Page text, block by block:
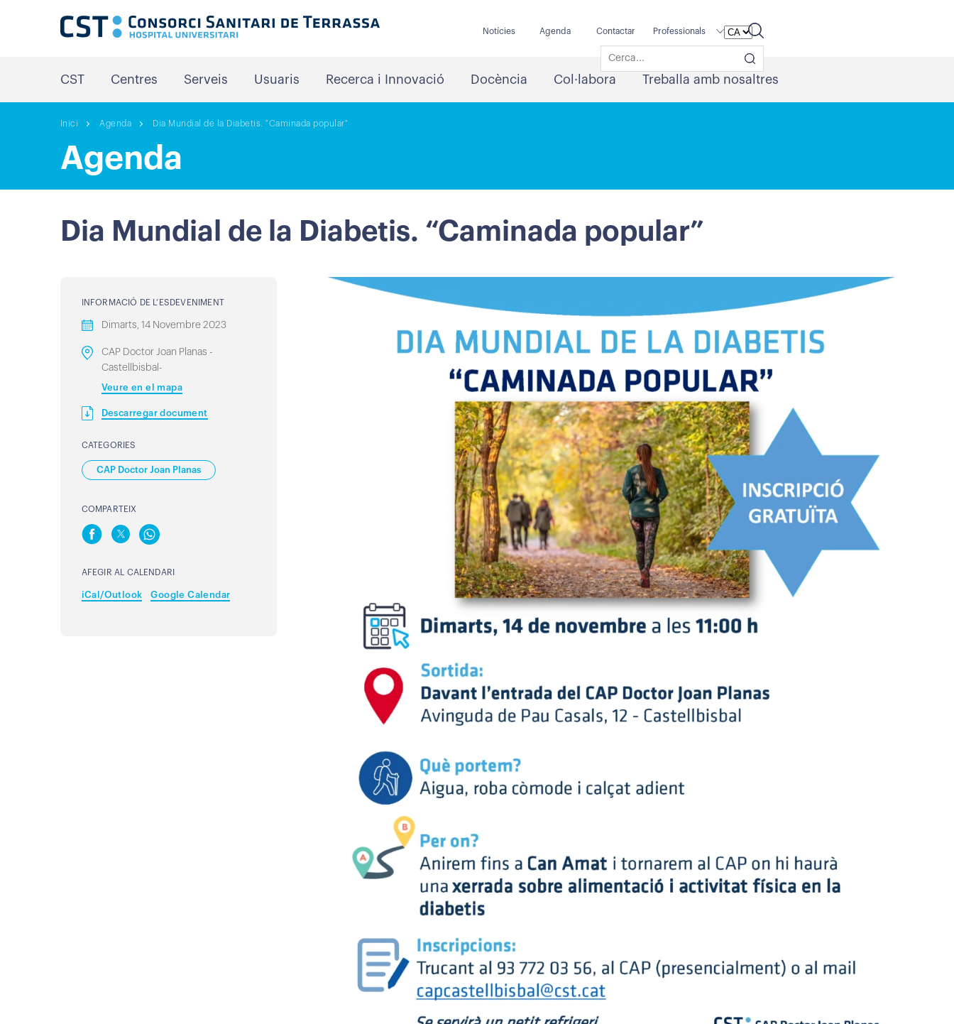
Notícies Agenda Contactar Professionals
CST Centres Serveis Usuaris Recerca i Innovació Docència Col·labora Treballa amb nosaltres
Inici Agenda Dia Mundial de la Diabetis. "Caminada popular"
Agenda
Dia Mundial de la Diabetis. “Caminada popular”
INFORMACIÓ DE L’ESDEVENIMENT
Dimarts, 14 Novembre 2023
CAP Doctor Joan Planas -
Castellbisbal-
Veure en el mapa
Descarregar document
CATEGORIES
CAP Doctor Joan Planas
COMPARTEIX
AFEGIR AL CALENDARI
iCal/Outlook Google Calendar